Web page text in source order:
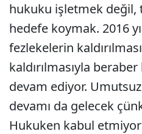
hukuku işletmek değil,
hedefe koymak. 2016
fezlekelerin
kaldırılmasıyla
devam ediyor.
devamı da gelecek
Hukuken kabul